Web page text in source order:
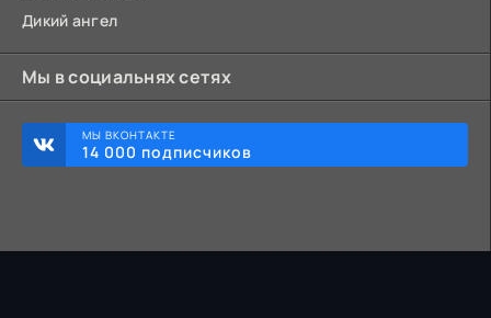
Дикий ангел
Мы в социальнях сетях
МЫ ВКОНТАКТЕ
14 000 подписчиков